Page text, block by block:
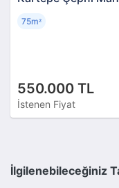
550.000 TL
İstenen Fiyat
75m²
İlgilenebileceğiniz